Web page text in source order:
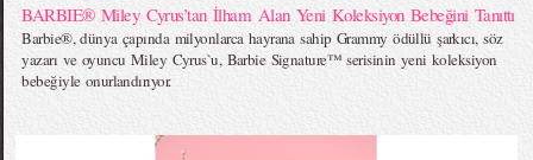
BARBIE® Miley Cyrus’tan İlham Alan Yeni Koleksiyon Bebeğini Tanıttı
Barbie®, dünya çapında milyonlarca hayrana sahip Grammy ödüllü şarkıcı, söz
yazarı ve oyuncu Miley Cyrus`u, Barbie Signature™ serisinin yeni koleksiyon
bebeğiyle onurlandırıyor.